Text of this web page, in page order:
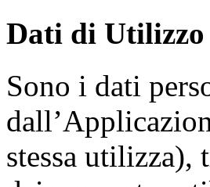
Dati di Utilizzo
Sono i dati
stessa